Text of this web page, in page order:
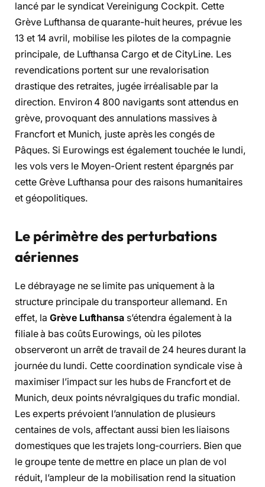
lancé par le syndicat Vereinigung Cockpit. Cette
Grève Lufthansa de quarante-huit heures, prévue les
13 et 14 avril, mobilise les pilotes de la compagnie
principale, de Lufthansa Cargo et de CityLine. Les
revendications portent sur une revalorisation
drastique des retraites, jugée irréalisable par la
direction. Environ 4 800 navigants sont attendus en
grève, provoquant des annulations massives à
Francfort et Munich, juste après les congés de
Pâques. Si Eurowings est également touchée le lundi,
les vols vers le Moyen-Orient restent épargnés par
cette Grève Lufthansa pour des raisons humanitaires
et géopolitiques.
Le périmètre des perturbations
aériennes
Le débrayage ne se limite pas uniquement à la
structure principale du transporteur allemand. En
effet, laGrève Lufthansa s’étendra également à la
filiale à bas coûts Eurowings, où les pilotes
observeront un arrêt de travail de 24 heures durant la
journée du lundi. Cette coordination syndicale vise à
maximiser l’impact sur les hubs de Francfort et de
Munich, deux points névralgiques du trafic mondial.
Les experts prévoient l’annulation de plusieurs
centaines de vols, affectant aussi bien les liaisons
domestiques que les trajets long-courriers. Bien que
le groupe tente de mettre en place un plan de vol
réduit, l’ampleur de la mobilisation rend la situation